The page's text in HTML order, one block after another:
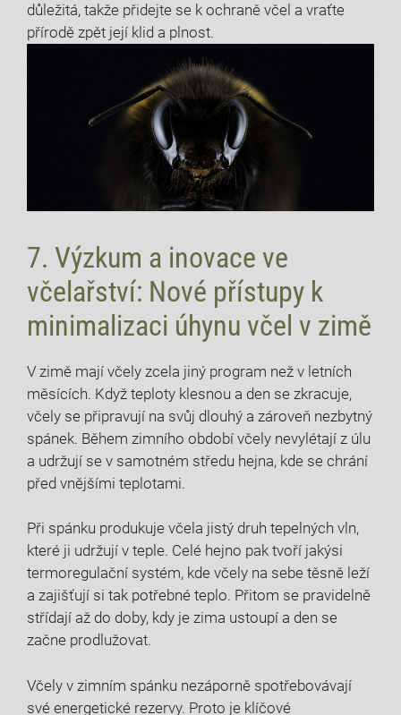
důležitá, takže přidejte se k ochraně včel a vraťte
přírodě zpět její klid a plnost.
7. Výzkum a inovace ve
včelařství: Nové přístupy k
minimalizaci úhynu včel v zimě
V zimě mají včely zcela jiný program než v letních
měsících. Když teploty klesnou a den se zkracuje,
včely se připravují na svůj dlouhý a zároveň nezbytný
spánek. Během zimního období včely nevylétají z úlu
a udržují se v samotném středu hejna, kde se chrání
před vnějšími teplotami.
Při spánku produkuje včela jistý druh tepelných vln,
které ji udržují v teple. Celé hejno pak tvoří jakýsi
termoregulační systém, kde včely na sebe těsně leží
a zajišťují si tak potřebné teplo. Přitom se pravidelně
střídají až do doby, kdy je zima ustoupí a den se
začne prodlužovat.
Včely v zimním spánku nezáporně spotřebovávají
své energetické rezervy. Proto je klíčové